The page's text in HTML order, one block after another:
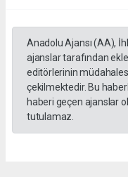
Anadolu Ajansı (AA),
ajanslar tarafından
editörlerinin
çekilmektedir. Bu
haberi geçen ajanslar
tutulamaz.